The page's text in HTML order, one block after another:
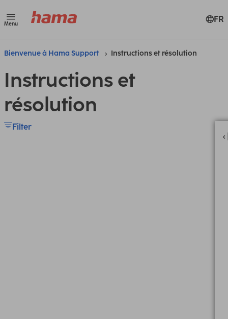
Menu FR
Bienvenue à Hama Support Instructions et résolution
Instructions et
résolution
Filter